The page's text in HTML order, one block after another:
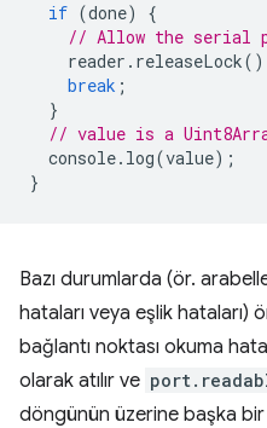
if (done)
{
// Allow the serial
reader . releaseLock
break ;
}
// value is a
console. log(value);
}
Bazı durumlarda (ör.
hataları veya eşlik hataları)
bağlantı noktası okuma
olarak atılır ve
döngünün üzerine başka